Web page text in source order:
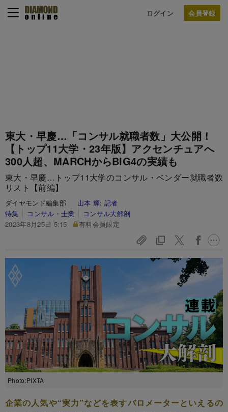
ログイン
東大・早慶…「コンサル就職者数」大公開！
【トップ11大学・23年版】アクセンチュアへ
300人超、MARCHからBIG4の実績も
東大・早慶…トップ11大学のコンサル・ベンダー就職者数
リスト【前編】
ダイヤモンド編集部 山本 輝: 記者
特集
コンサル・士業
コンサル大解剖
2023年8月25日 5:15
有料会員限定
Photo:PIXTA
企業の人気や“実力”などを表すバロメーターといえるの